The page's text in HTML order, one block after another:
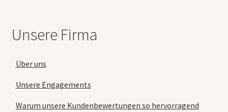
Unsere Firma
Über uns
Unsere Engagements
Warum unsere Kundenbewertungen so hervorragend